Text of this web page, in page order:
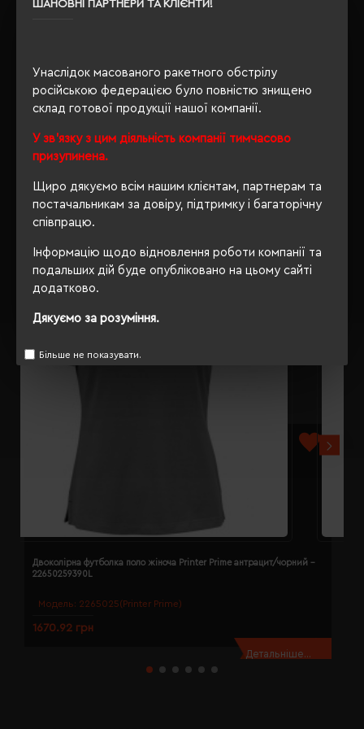
ШАНОВНІ ПАРТНЕРИ ТА КЛІЄНТИ!
Унаслідок масованого ракетного обстрілу
російською федерацією було повністю знищено
склад готової продукції нашої компанії.
У зв'язку з цим діяльність компанії тимчасово
призупинена.
Щиро дякуємо всім нашим клієнтам, партнерам та
постачальникам за довіру, підтримку і багаторічну
співпрацю.
Інформацію щодо відновлення роботи компанії та
подальших дій буде опубліковано на цьому сайті
додатково.
Дякуємо за розуміння.
Більше не показувати.
Сертифікація
ОПИС
РЕКОМЕНДУЄМО
Модель: 2265025(Printer Prime)
Двоколірна футболка поло жіноча Printer Prime антрацит/чорний -
22650259390L
1670.92 грн
Детальніше...